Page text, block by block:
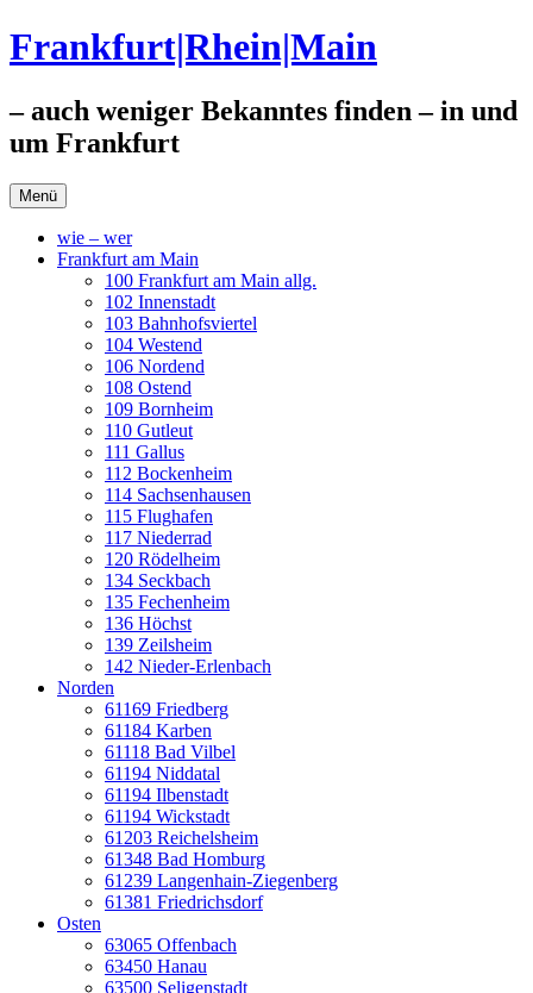
Zum
Inhalt
Frankfurt|Rhein|Main
– auch weniger Bekanntes finden – in und
um Frankfurt
Menü
wie – wer
Frankfurt am Main
100 Frankfurt am Main allg.
102 Innenstadt
103 Bahnhofsviertel
104 Westend
106 Nordend
108 Ostend
109 Bornheim
110 Gutleut
111 Gallus
112 Bockenheim
114 Sachsenhausen
115 Flughafen
117 Niederrad
120 Rödelheim
134 Seckbach
135 Fechenheim
136 Höchst
139 Zeilsheim
142 Nieder-Erlenbach
Norden
61169 Friedberg
61184 Karben
61118 Bad Vilbel
61194 Niddatal
61194 Ilbenstadt
61194 Wickstadt
61203 Reichelsheim
61348 Bad Homburg
61239 Langenhain-Ziegenberg
61381 Friedrichsdorf
Osten
63065 Offenbach
63450 Hanau
63500 Seligenstadt